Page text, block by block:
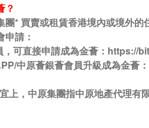
？
團* 買賣或租賃香港境內或境外
請：
可直接申請成為金薈：https://
中原薈銀薈會員升級成為金薈
上，中原集團指中原地產代理有